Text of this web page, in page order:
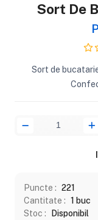
Sort De
Sort de
Puncte : 221
Cantitate : 1 buc
Stoc :
Disponibil